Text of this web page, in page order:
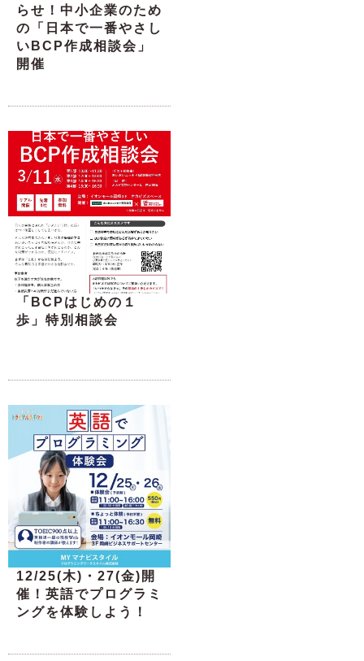
らせ！中小企業のため
の「日本で一番やさし
いBCP作成相談会」
開催
「BCPはじめの１
歩」特別相談会
12/25(木)・27(金)開
催！英語でプログラミ
ングを体験しよう！